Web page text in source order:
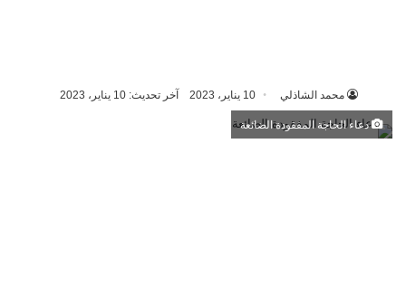
محمد الشاذلي 10 يناير، 2023 آخر تحديث: 10 يناير، 2023
دعاء الحاجة المفقودة الضائعة